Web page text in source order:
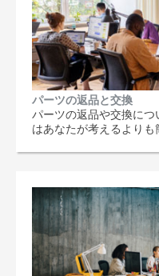
パーツの返品と交換
パーツの返品や交換に
はあなたが考えるよりも